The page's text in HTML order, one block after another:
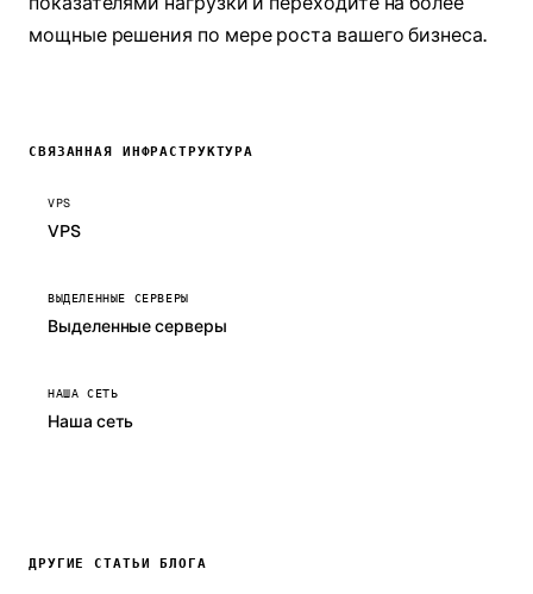
мощные решения по мере роста вашего бизнеса.
СВЯЗАННАЯ ИНФРАСТРУКТУРА
VPS
VPS
ВЫДЕЛЕННЫЕ СЕРВЕРЫ
Выделенные серверы
НАША СЕТЬ
Наша сеть
ДРУГИЕ СТАТЬИ БЛОГА